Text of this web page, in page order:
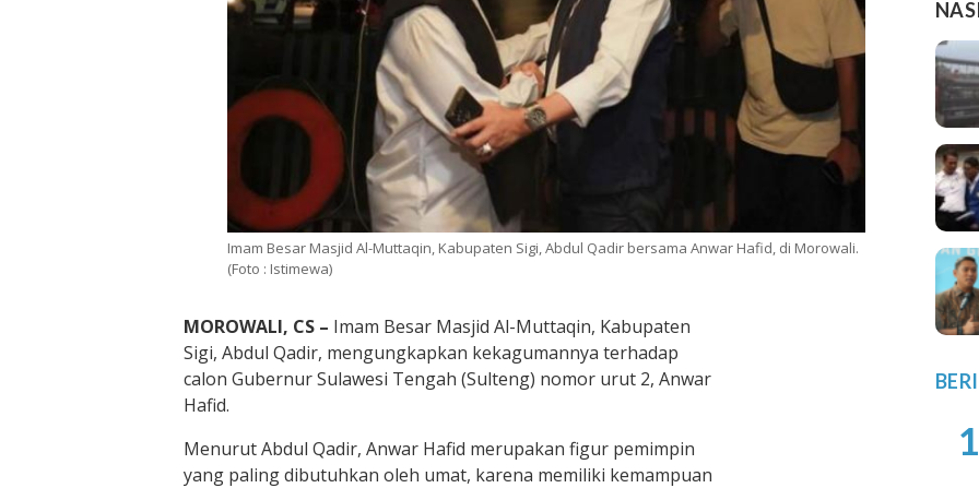
Imam Besar Masjid Al-Muttaqin, Kabupaten Sigi, Abdul Qadir bersama Anwar Hafid, di Morowali.
(Foto : Istimewa)
MOROWALI, CS – Imam Besar Masjid Al-Muttaqin, Kabupaten
Sigi, Abdul Qadir, mengungkapkan kekagumannya terhadap
calon Gubernur Sulawesi Tengah (Sulteng) nomor urut 2, Anwar
Hafid.
Menurut Abdul Qadir, Anwar Hafid merupakan figur pemimpin
yang paling dibutuhkan oleh umat, karena memiliki kemampuan
1